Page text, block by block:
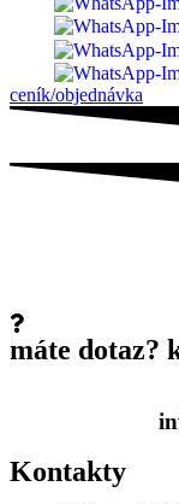
ceník/objednávka
máte dotaz?
Kontakty